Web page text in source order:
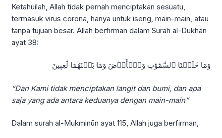
Ketahuilah, Allah tidak pernah menciptakan sesuatu,
termasuk virus corona, hanya untuk iseng, main-main, atau
tanpa tujuan besar. Allah berfirman dalam Surah al-Dukhān
ayat 38:
وَمَا خَلَقۡنَا ٱلسَّمَٰوَٰتِ وَٱلۡأَرۡضَ وَمَا بَيۡنَهُمَا لَٰعِبِينَ
“Dan Kami tidak menciptakan langit dan bumi, dan apa
saja yang ada antara keduanya dengan main-main”
Dalam surah al-Mukminūn ayat 115, Allah juga berfirman,